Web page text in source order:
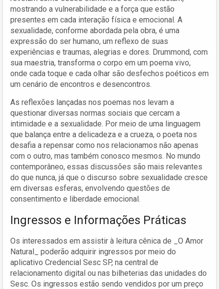
mostrando a vulnerabilidade e a força que estão
presentes em cada interação física e emocional. A
sexualidade, conforme abordada pela obra, é uma
expressão do ser humano, um reflexo de suas
experiências e traumas, alegrias e dores. Drummond, com
sua maestria, transforma o corpo em um poema vivo,
onde cada toque e cada olhar são desfechos poéticos em
um cenário de encontros e desencontros.
As reflexões lançadas nos poemas nos levam a
questionar diversas normas sociais que cercam a
intimidade e a sexualidade. Por meio de uma linguagem
que balança entre a delicadeza e a crueza, o poeta nos
desafia a repensar como nos relacionamos não apenas
com o outro, mas também conosco mesmos. No mundo
contemporâneo, essas discussões são mais relevantes
do que nunca, já que o discurso sobre sexualidade cresce
em diversas esferas, envolvendo questões de
consentimento e liberdade emocional.
Ingressos e Informações Práticas
Os interessados em assistir à leitura cênica de _O Amor
Natural_ poderão adquirir ingressos por meio do
aplicativo Credencial Sesc SP, na central de
relacionamento digital ou nas bilheterias das unidades do
Sesc. Os ingressos estão sendo vendidos por um preço